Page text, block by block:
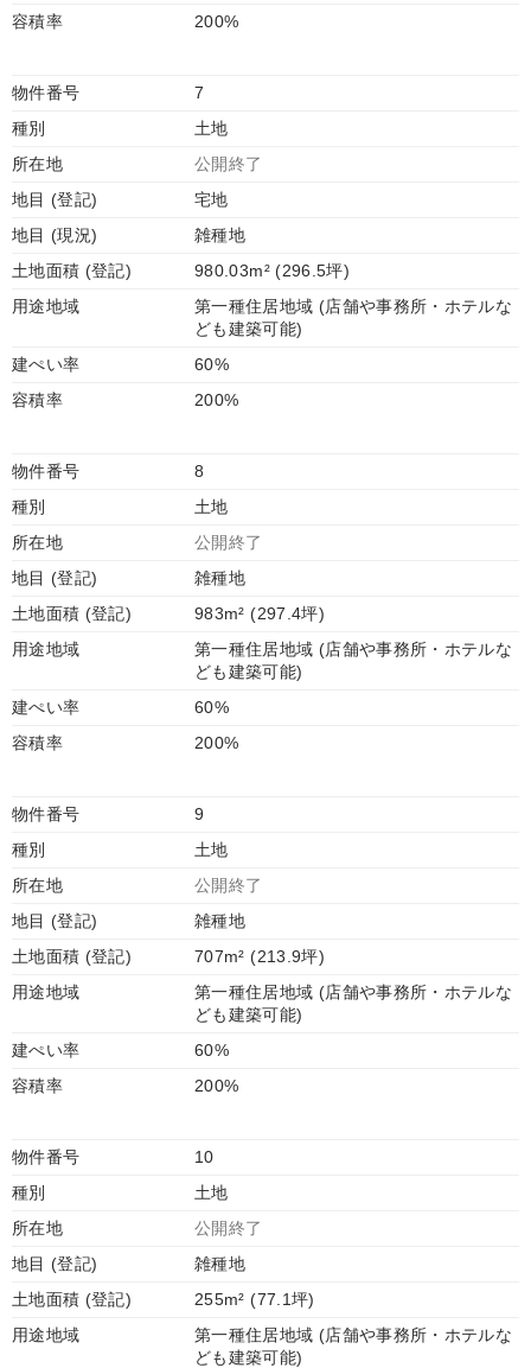
容積率 200%
物件番号
7
種別
土地
所在地
公開終了
地目 (登記)
宅地
地目 (現況)
雑種地
土地面積 (登記)
980.03m² (296.5坪)
用途地域
第一種住居地域 (店舗や事務所・ホテルな
ども建築可能)
建ぺい率
60%
容積率
200%
物件番号
8
種別
土地
所在地
公開終了
地目 (登記)
雑種地
土地面積 (登記)
983m² (297.4坪)
用途地域
第一種住居地域 (店舗や事務所・ホテルな
ども建築可能)
建ぺい率
60%
容積率
200%
物件番号
9
種別
土地
所在地
公開終了
地目 (登記)
雑種地
土地面積 (登記)
707m² (213.9坪)
用途地域
第一種住居地域 (店舗や事務所・ホテルな
ども建築可能)
建ぺい率
60%
容積率
200%
物件番号
10
種別
土地
所在地
公開終了
地目 (登記)
雑種地
土地面積 (登記)
255m² (77.1坪)
用途地域
第一種住居地域 (店舗や事務所・ホテルな
ども建築可能)